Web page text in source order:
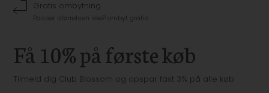
Gratis ombytning
Passer størrelsen ikke? ombyt gratis
Få 10% på første køb
Tilmeld dig Club Blossom og opspar fast 3% på alle køb